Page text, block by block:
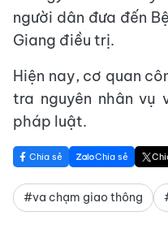
người dân đưa đến
Giang điều trị.
Hiện nay, cơ quan
tra nguyên nhân vụ
pháp luật.
Chia sẻ Chia sẻ
#va chạm giao thông